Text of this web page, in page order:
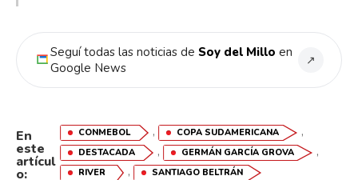
Seguí todas las noticias de Soy del Millo en
Google News
↗
En
este
artícul
o:
CONMEBOL , COPA SUDAMERICANA ,
DESTACADA , GERMÁN GARCÍA GROVA ,
RIVER , SANTIAGO BELTRÁN